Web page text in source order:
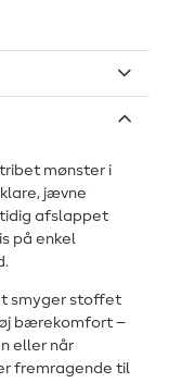
mønster i
jævne
afslappet
på enkel
smyger stoffet
bærekomfort –
eller når
fremragende til